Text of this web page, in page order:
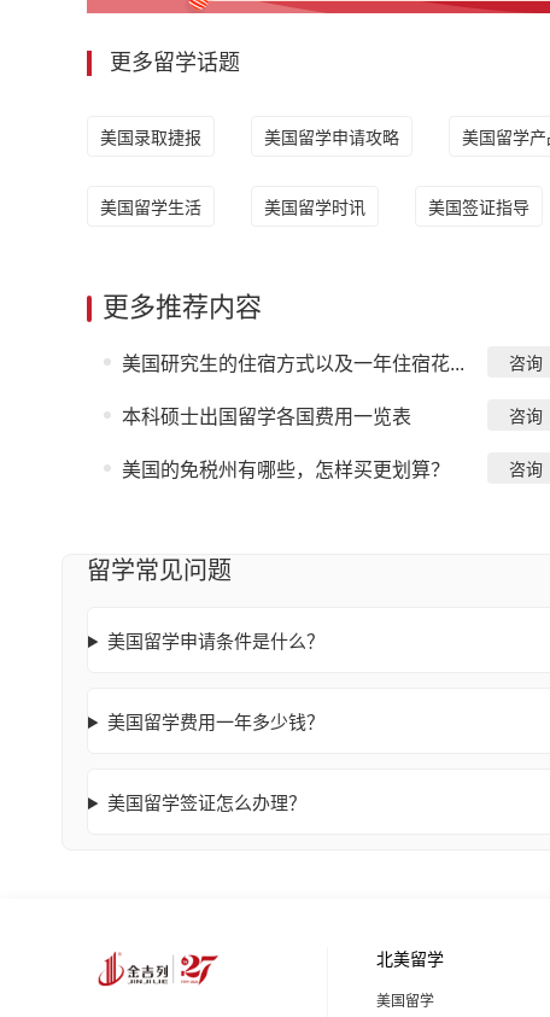
更多留学话题
美国录取捷报 美国留学申请攻略 美国留学产
美国留学生活 美国留学时讯 美国签证指导
更多推荐内容
美国研究生的住宿方式以及一年住宿花... 咨询
本科硕士出国留学各国费用一览表 咨询
美国的免税州有哪些，怎样买更划算？ 咨询
留学常见问题
美国留学申请条件是什么？
美国留学费用一年多少钱？
美国留学签证怎么办理？
北美留学
美国留学